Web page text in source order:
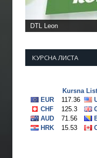
КУРСНА ЛИСТА